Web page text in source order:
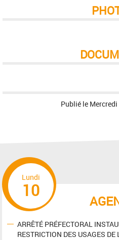
Publié le
Lundi
10
ARRÊTÉ PRÉFECTORAL
RESTRICTION DES USAGES DE